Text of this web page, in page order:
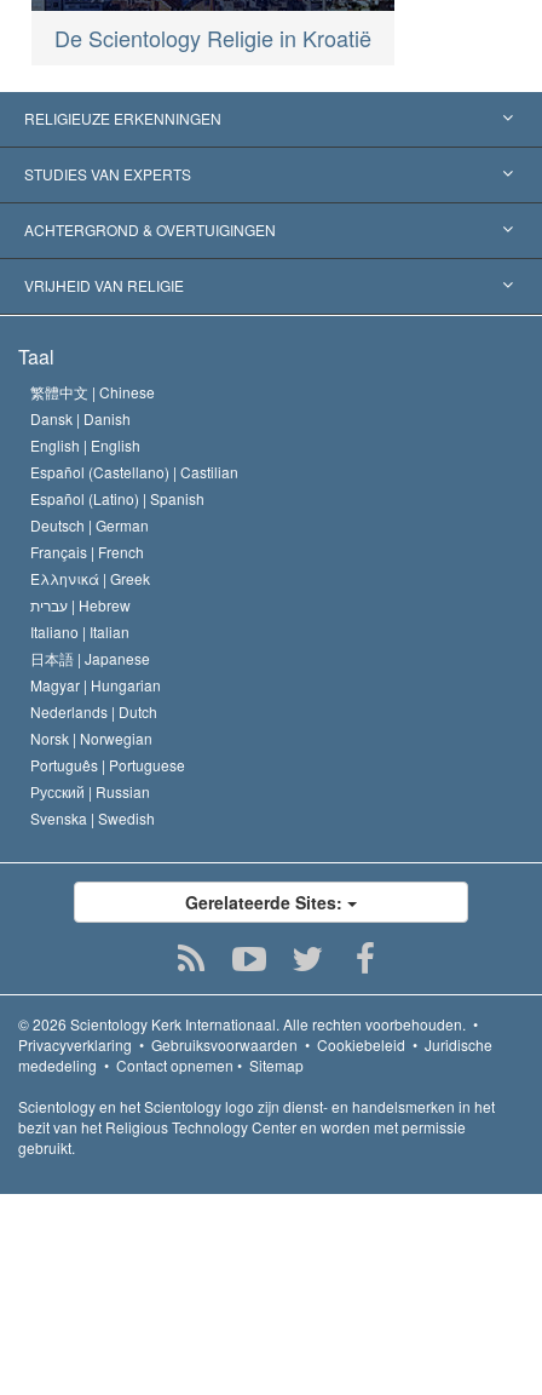
De Scientology Religie in Kroatië
RELIGIEUZE ERKENNINGEN
Verenigde Staten
Wereldwijde Erkenningen
Historische Beslissingen
STUDIES VAN EXPERTS
Expertises per Categorie
’s Werelds Meest Vooraanstaande Experts
ACHTERGROND & OVERTUIGINGEN
L. Ron Hubbard
Het Credo van de Scientology Kerk
De Code van een Scientoloog
David Miscavige
VRIJHEID VAN RELIGIE
Internationale Mensenrechten Standaards
Verklaring over Religie
Taal
繁體中文 | Chinese
Dansk | Danish
English | English
Español (Castellano) | Castilian
Español (Latino) | Spanish
Deutsch | German
Français | French
Ελληνικά | Greek
עברית | Hebrew
Italiano | Italian
日本語 | Japanese
Magyar | Hungarian
Nederlands | Dutch
Norsk | Norwegian
Português | Portuguese
Русский | Russian
Svenska | Swedish
Gerelateerde Sites:
© 2026 Scientology Kerk Internationaal. Alle rechten voorbehouden. •
Privacyverklaring • Gebruiksvoorwaarden • Cookiebeleid • Juridische
mededeling • Contact opnemen • Sitemap
Scientology en het Scientology logo zijn dienst- en handelsmerken in het
bezit van het Religious Technology Center en worden met permissie
gebruikt.